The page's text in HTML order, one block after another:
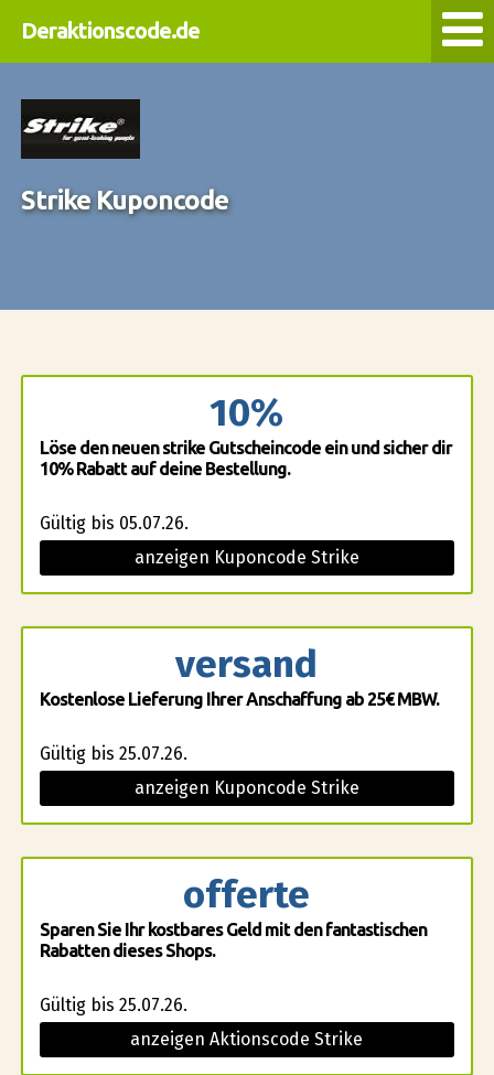
Deraktionscode.de
Strike Kuponcode
10%
Löse den neuen strike Gutscheincode ein und sicher dir
10% Rabatt auf deine Bestellung.
Gültig bis 05.07.26.
anzeigen Kuponcode Strike
versand
Kostenlose Lieferung Ihrer Anschaffung ab 25€ MBW.
Gültig bis 25.07.26.
anzeigen Kuponcode Strike
offerte
Sparen Sie Ihr kostbares Geld mit den fantastischen
Rabatten dieses Shops.
Gültig bis 25.07.26.
anzeigen Aktionscode Strike